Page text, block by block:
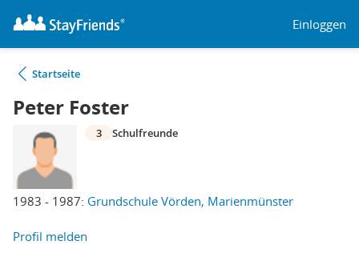
Einloggen
Startseite
Peter Foster
1983 - 1987: Grundschule Vörden, Marienmünster
3 Schulfreunde
Profil melden